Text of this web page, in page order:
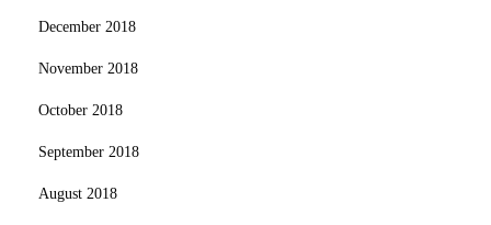
December 2018
November 2018
October 2018
September 2018
August 2018